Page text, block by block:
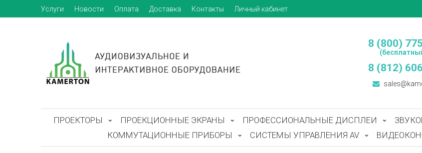
Услуги Новости Оплата Доставка Контакты Личный кабинет
8 (800)
8 (812)
ПРОЕКТОРЫ ПРОЕКЦИОННЫЕ ЭКРАНЫ ПРОФЕССИОНАЛЬНЫЕ ДИСПЛЕИ
КОММУТАЦИОННЫЕ ПРИБОРЫ
СИСТЕМЫ УПРАВЛЕНИЯ AV